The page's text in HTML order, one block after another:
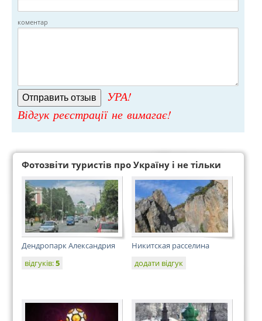
коментар
УРА!
Відгук реєстрації не вимагає!
Фотозвіти туристів про Україну і не тільки
Дендропарк Александрия
відгуків:5
Никитская расселина
додати відгук